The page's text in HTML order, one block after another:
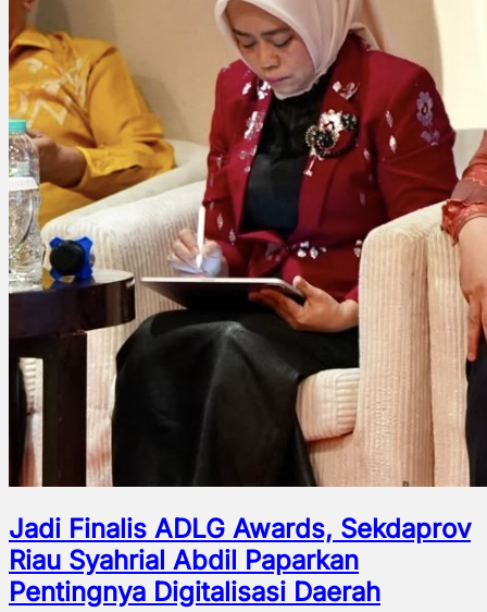
Jadi Finalis ADLG Awards, Sekdaprov
Riau Syahrial Abdil Paparkan
Pentingnya Digitalisasi Daerah